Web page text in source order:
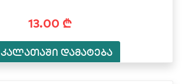
13.00 ₾
კალათაში დამატება